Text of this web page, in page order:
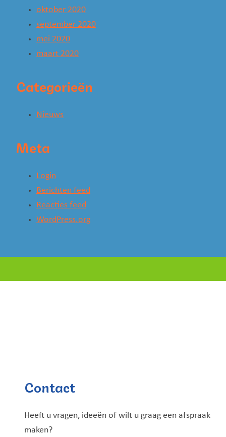
oktober 2020
september 2020
mei 2020
maart 2020
Categorieën
Nieuws
Meta
Login
Berichten feed
Reacties feed
WordPress.org
Contact
Heeft u vragen, ideeën of wilt u graag een afspraak
maken?